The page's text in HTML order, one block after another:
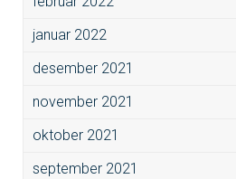
januar 2022
desember 2021
november 2021
oktober 2021
september 2021